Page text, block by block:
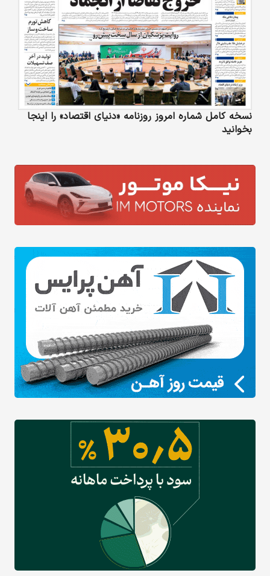
نسخه کامل شماره امروز روزنامه «دنیای‌ اقتصاد» را اینجا
بخوانید